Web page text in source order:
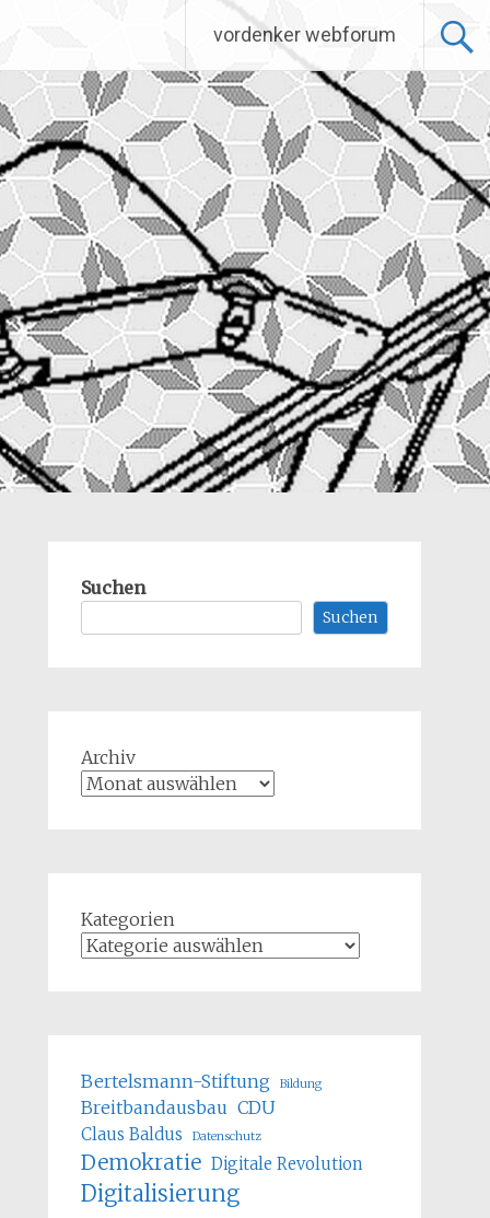
vordenker webforum
Suchen
Suchen
Archiv
Kategorien
Bertelsmann-Stiftung Bildung
Breitbandausbau CDU
Claus Baldus Datenschutz
Demokratie Digitale Revolution
Digitalisierung